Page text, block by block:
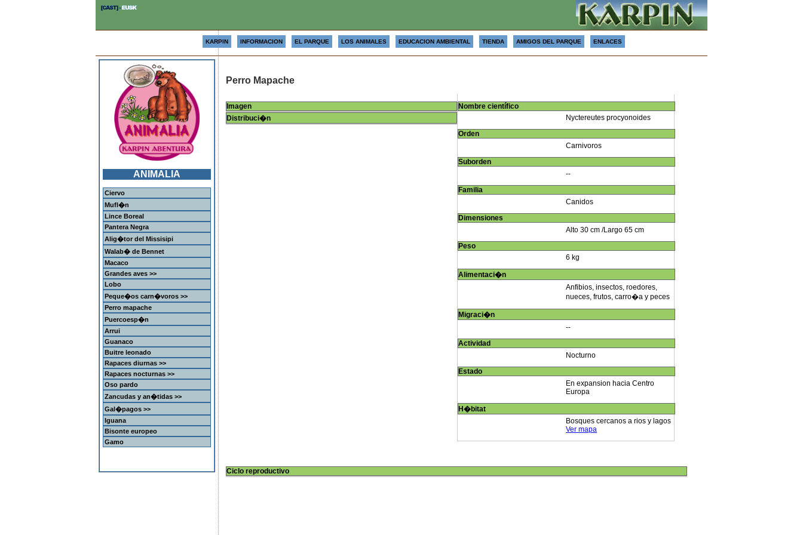
KARPIN INFORMACION EL PARQUE LOS ANIMALES EDUCACION AMBIENTAL TIENDA AMIGOS DEL PARQUE ENLACES
ANIMALIA
Ciervo
Mufl�n
Lince Boreal
Pantera Negra
Alig�tor del Missisipi
Walab� de Bennet
Macaco
Grandes aves >>
Lobo
Peque�os carn�voros >>
Perro mapache
Puercoesp�n
Arrui
Guanaco
Buitre leonado
Rapaces diurnas >>
Rapaces nocturnas >>
Oso pardo
Zancudas y an�tidas >>
Gal�pagos >>
Iguana
Bisonte europeo
Gamo
Perro Mapache
Imagen
Distribuci�n
Nombre científico
Nyctereutes procyonoides
Orden
Carnivoros
Suborden
--
Familia
Canidos
Dimensiones
Alto 30 cm /Largo 65 cm
Peso
6 kg
Alimentaci�n
Anfibios, insectos, roedores,
nueces, frutos, carro�a y peces
Migraci�n
--
Actividad
Nocturno
Estado
En expansion hacia Centro
Europa
H�bitat
Bosques cercanos a rios y lagos
Ver mapa
Ciclo reproductivo